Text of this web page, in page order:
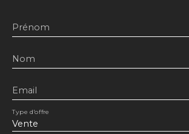
Prénom
Nom
Email
Vente
Type d'offre